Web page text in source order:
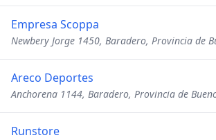
Empresa Scoppa
Newbery Jorge 1450, Baradero, Provincia de
Areco Deportes
Anchorena 1144, Baradero, Provincia de
Runstore